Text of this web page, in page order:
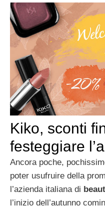
Kiko, sconti
festeggiare
Ancora poche,
poter usufruire della
l’azienda italiana di
l’inizio dell’autunno